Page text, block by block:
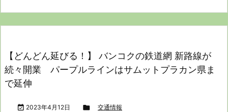
【どんどん延びる！】 バンコクの鉄道網 新路線が
続々開業 パープルラインはサムットプラカン県ま
で延伸
 2023年4月12日  交通情報